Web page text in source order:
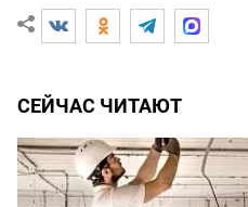
СЕЙЧАС ЧИТАЮТ